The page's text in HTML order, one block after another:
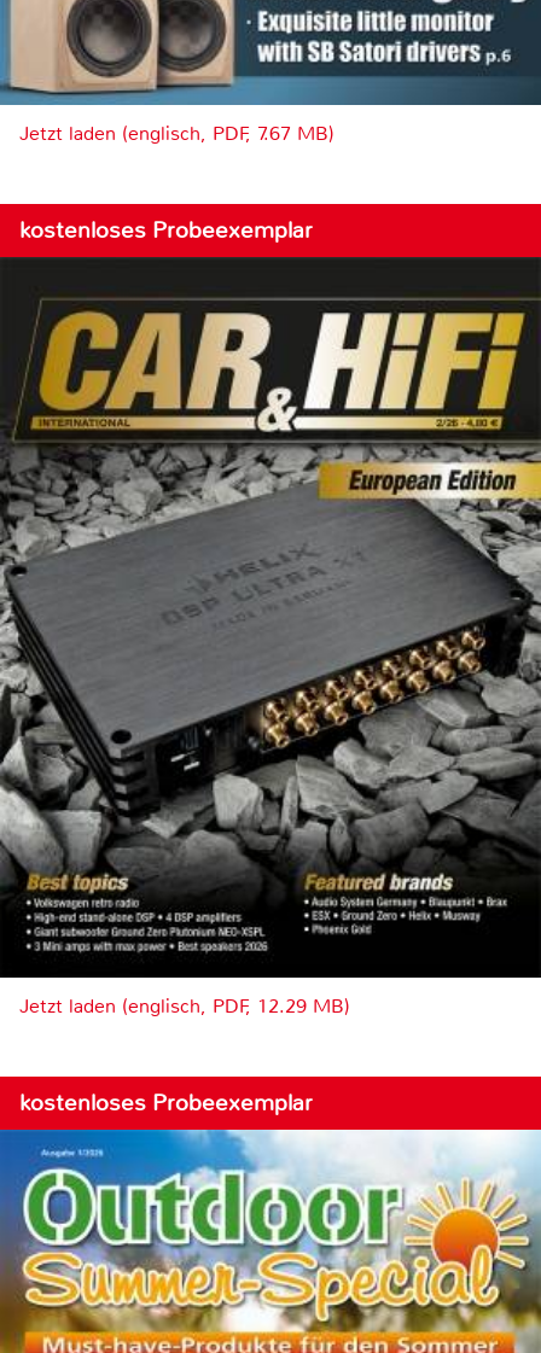
Jetzt laden (englisch, PDF, 7.67 MB)
kostenloses Probeexemplar
Jetzt laden (englisch, PDF, 12.29 MB)
kostenloses Probeexemplar